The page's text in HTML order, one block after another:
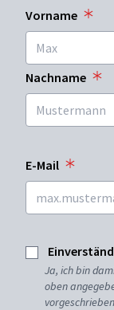
Vorname
Nachname
E-Mail
Ja, ich bin
oben